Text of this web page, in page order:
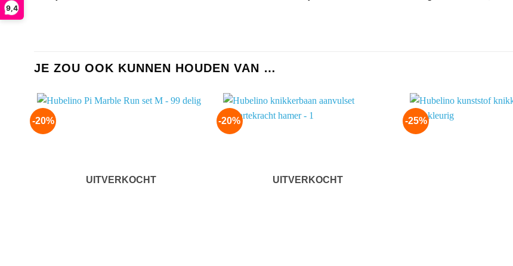
9,4
JE ZOU OOK KUNNEN HOUDEN VAN …
-20%
UITVERKOCHT
-20%
UITVERKOCHT
-25%